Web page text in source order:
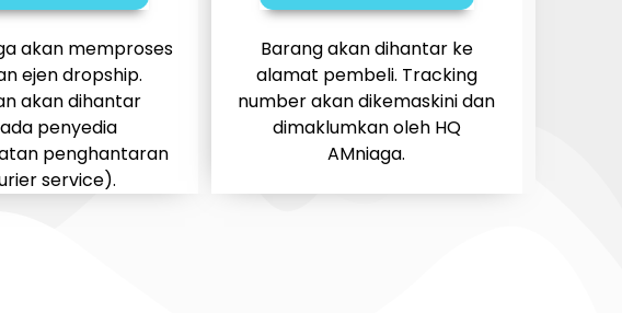
akan memproses
ejen dropship.
akan dihantar
penyedia
penghantaran
service).
Barang akan dihantar ke
alamat pembeli. Tracking
number akan dikemaskini dan
dimaklumkan oleh HQ
AMniaga.